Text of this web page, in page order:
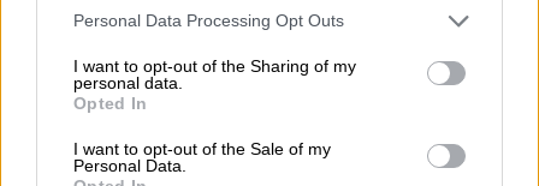
Please note that this website/app uses one or more Google
not limited to your visit or usage behaviour. You may click to
grant or deny consent to Google and its third-party tags to
use your data for below specified purposes in below Google
consent section.
Personal Data Processing Opt Outs
I want to opt-out of the Sharing of my
personal data.
Opted In
I want to opt-out of the Sale of my
Personal Data.
και σοβαρό άνθρωπο και που μπορεί να
διαχειριστεί καλά αυτά τα χρήματα και σε
αντάλλαγμα να βοηθήσει φτωχά παιδιά,
ανάπηρους, ορφανά και άπορους ανθρώπους
επειδή υποφέρω από καταληκτική ασθένεια
(καρκίνος του πνεύμονα) και οι μέρες μου